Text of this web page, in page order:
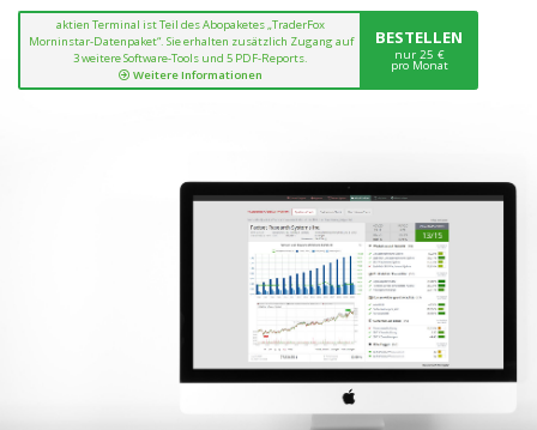
aktien Terminal ist Teil des Abopaketes „TraderFox
Morninstar-Datenpaket“. Sie erhalten zusätzlich Zugang auf
3 weitere Software-Tools und 5 PDF-Reports.
Weitere Informationen
BESTELLEN
nur 25 €
pro Monat